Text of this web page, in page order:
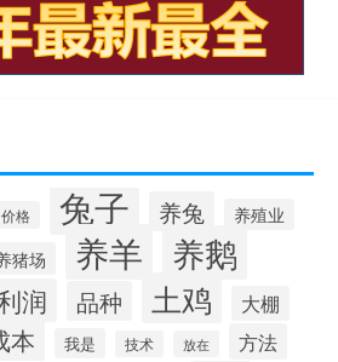
价格 兔子 养兔 养殖业
猪场 养羊 养鹅
润 品种 土鸡 大棚
本 我是 技术 放在
方法